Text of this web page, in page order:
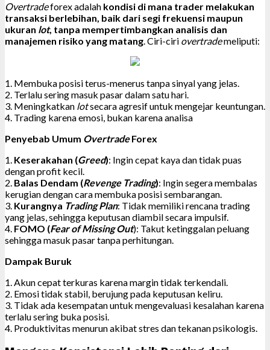
Overtradeforex adalah kondisi di mana trader melakukan
transaksi berlebihan, baik dari segi frekuensi maupun
ukuran lot, tanpa mempertimbangkan analisis dan
manajemen risiko yang matang. Ciri-ciri overtrademeliputi:
1. Membuka posisi terus-menerus tanpa sinyal yang jelas.
2. Terlalu sering masuk pasar dalam satu hari.
3. Meningkatkan lotsecara agresif untuk mengejar keuntungan.
4. Trading karena emosi, bukan karena analisa
Penyebab Umum OvertradeForex
1. Keserakahan (Greed): Ingin cepat kaya dan tidak puas
dengan profit kecil.
2. Balas Dendam (Revenge Trading): Ingin segera membalas
kerugian dengan cara membuka posisi sembarangan.
3. Kurangnya Trading Plan: Tidak memiliki rencana trading
yang jelas, sehingga keputusan diambil secara impulsif.
4. FOMO (Fear of Missing Out): Takut ketinggalan peluang
sehingga masuk pasar tanpa perhitungan.
Dampak Buruk
1. Akun cepat terkuras karena margin tidak terkendali.
2. Emosi tidak stabil, berujung pada keputusan keliru.
3. Tidak ada kesempatan untuk mengevaluasi kesalahan karena
terlalu sering buka posisi.
4. Produktivitas menurun akibat stres dan tekanan psikologis.